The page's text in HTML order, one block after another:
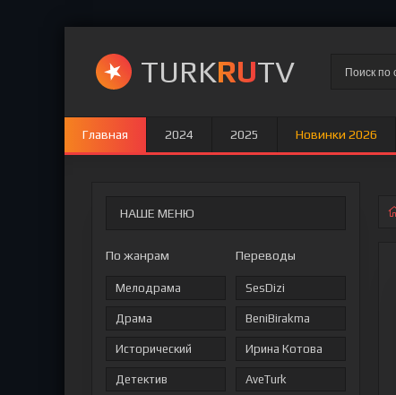
TURKRUTV
Главная 2024 2025 Новинки 2026
НАШЕ МЕНЮ
По жанрам
Мелодрама
Драма
Исторический
Детектив
Переводы
SesDizi
BeniBirakma
Ирина Котова
AveTurk